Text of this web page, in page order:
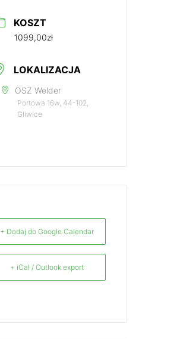
KOSZT
1099,00zł
LOKALIZACJA
OSZ Welder
Portowa 16w, 44-102,
Gliwice
+ Dodaj do Google Calendar
+ iCal / Outlook export